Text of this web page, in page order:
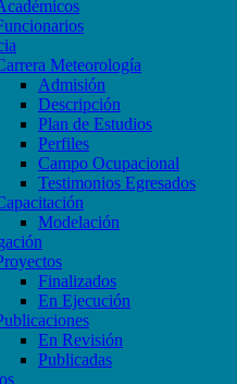
Meteorología
Admisión
Descripción
Plan de Estudios
Perfiles
Campo Ocupacional
Testimonios Egresados
Modelación
Finalizados
En Ejecución
En Revisión
Publicadas